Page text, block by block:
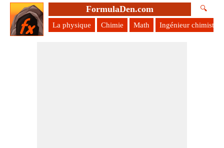
FormulaDen.com 🔍
La physique Chimie Math Ingénieur chimiste